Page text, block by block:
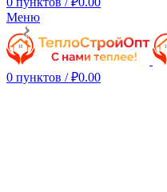
Меню
0 пунктов / ₽0.00